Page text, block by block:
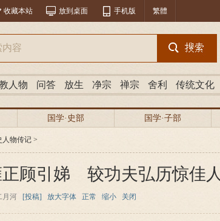
收藏本站 放到桌面 手机版 繁體
人物 问答 放生 净宗 禅宗 舍利 传统文化
国学·史部 国学·子部
人物传记 >
顾引娣 较功夫弘历惊佳人
月河 [投稿] 放大字体 正常 缩小 关闭